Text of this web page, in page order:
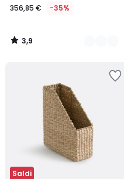
356,85 € -35%
3,9
/
Saldi